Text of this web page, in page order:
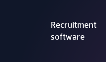
Recruitment
software